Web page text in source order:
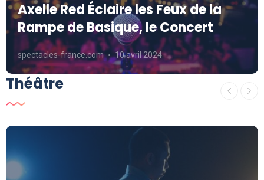
Axelle Red Éclaire les Feux de la
Rampe de Basique, le Concert
spectacles-france.com 10 avril 2024
Théâtre